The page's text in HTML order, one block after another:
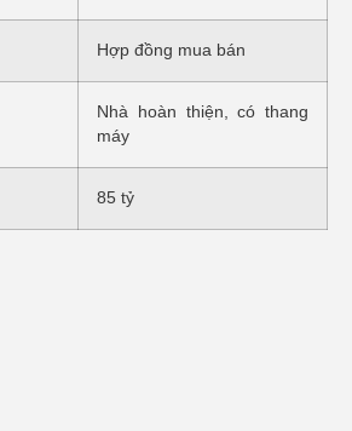
Hợp đồng mua bán
Nhà hoàn thiện, có thang
máy
85 tỷ